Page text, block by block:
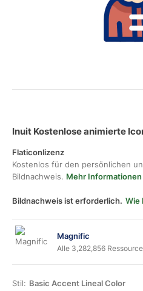
Inuit Kostenlose animierte
Flaticonlizenz
Kostenlos für den persönlichen
Bildnachweis. Mehr Informationen
Bildnachweis ist erforderlich. Wie
Magnific
Alle 3,282,856
Stil: Basic Accent Lineal Color